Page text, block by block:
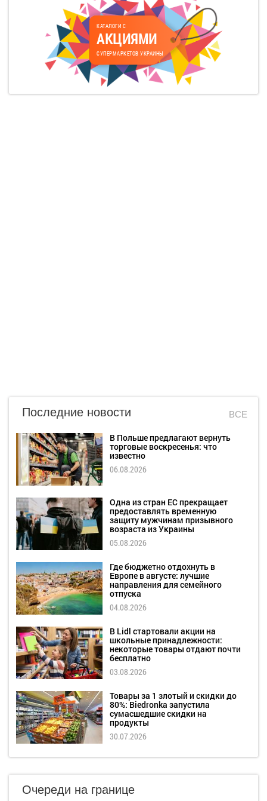
КАТАЛОГИ С
АКЦИЯМИ
СУПЕРМАРКЕТОВ УКРАИНЫ
Последние новости ВСЕ
В Польше предлагают вернуть
торговые воскресенья: что
известно
06.08.2026
Одна из стран ЕС прекращает
предоставлять временную
защиту мужчинам призывного
возраста из Украины
05.08.2026
Где бюджетно отдохнуть в
Европе в августе: лучшие
направления для семейного
отпуска
04.08.2026
В Lidl стартовали акции на
школьные принадлежности:
некоторые товары отдают почти
бесплатно
03.08.2026
Товары за 1 злотый и скидки до
80%: Biedronka запустила
сумасшедшие скидки на
продукты
30.07.2026
Очереди на границе